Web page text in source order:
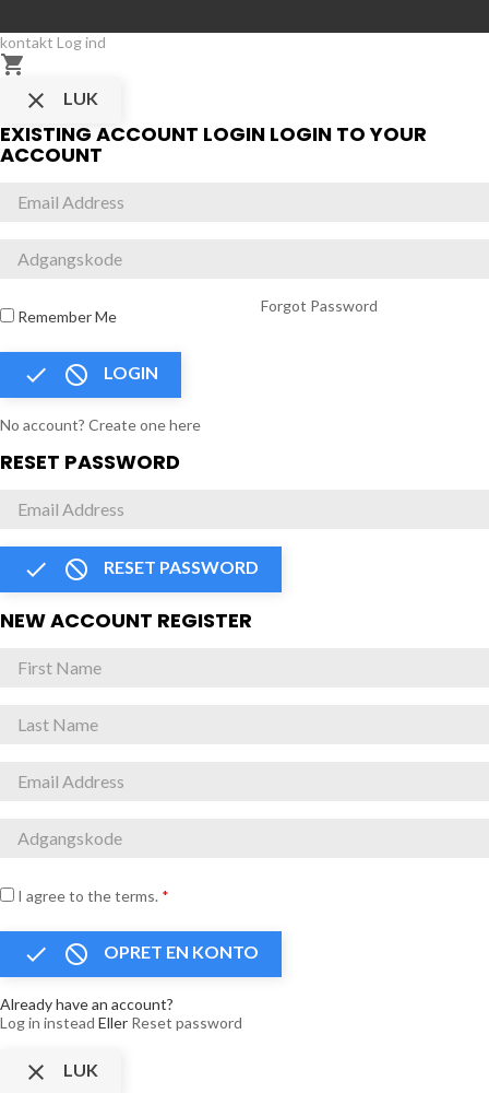
kontakt Log ind


LUK
EXISTING ACCOUNT LOGIN LOGIN TO YOUR
ACCOUNT
Remember Me
Forgot Password
  LOGIN
No account? Create one here
RESET PASSWORD
  RESET PASSWORD
NEW ACCOUNT REGISTER
I agree to the terms. *
  OPRET EN KONTO
Already have an account?
Log in instead Eller Reset password
 LUK